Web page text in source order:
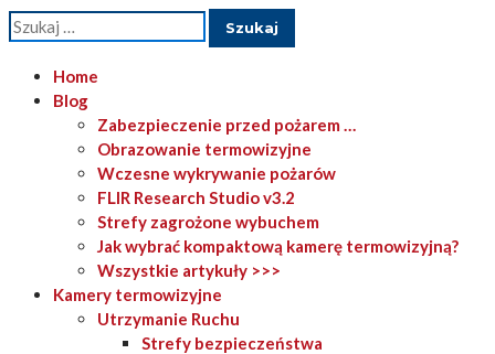
Szukaj:
Home
Blog
Zabezpieczenie przed pożarem …
Obrazowanie termowizyjne
Wczesne wykrywanie pożarów
FLIR Research Studio v3.2
Strefy zagrożone wybuchem
Jak wybrać kompaktową kamerę termowizyjną?
Wszystkie artykuły >>>
Kamery termowizyjne
Utrzymanie Ruchu
Strefy bezpieczeństwa